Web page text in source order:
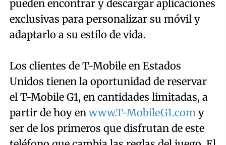
pueden encontrar y descargar aplicaciones
exclusivas para personalizar su móvil y
adaptarlo a su estilo de vida.
Los clientes de T-Mobile en Estados
Unidos tienen la oportunidad de reservar
el T-Mobile G1, en cantidades limitadas, a
partir de hoy en www.T-MobileG1.com y
ser de los primeros que disfrutan de este